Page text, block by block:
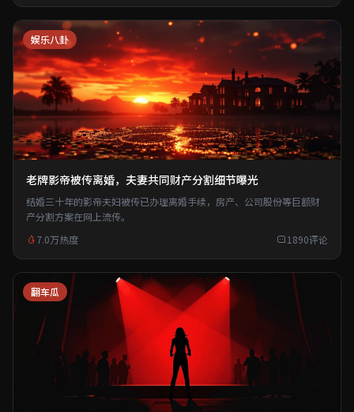
娱乐八卦
老牌影帝被传离婚，夫妻共同财产分割细节曝光
结婚三十年的影帝夫妇被传已办理离婚手续，房产、公司股份等巨额财
产分割方案在网上流传。
7.0万热度
1890评论
翻车瓜